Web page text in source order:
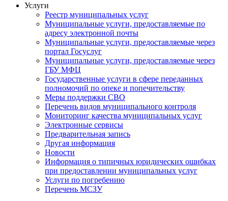
Услуги
Реестр муниципальных услуг
Муниципальные услуги, предоставляемые по
адресу электронной почты
Муниципальные услуги, предоставляемые через
портал Госуслуг
Муниципальные услуги, предоставляемые через
ГБУ МФЦ
Государственные услуги в сфере переданных
полномочий по опеке и попечительству
Меры поддержки СВО
Перечень видов муниципального контроля
Мониторинг качества муниципальных услуг
Электронные сервисы
Предварительная запись
Другая информация
Новости
Информация о типичных юридических ошибках
при предоставлении муниципальных услуг
Услуги по погребению
Перечень МСЗУ